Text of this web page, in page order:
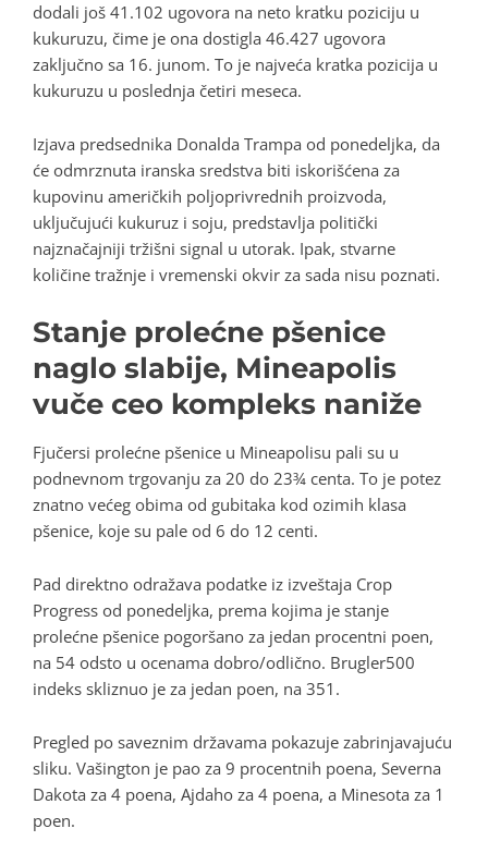
dodali još 41.102 ugovora na neto kratku poziciju u
kukuruzu, čime je ona dostigla 46.427 ugovora
zaključno sa 16. junom. To je najveća kratka pozicija u
kukuruzu u poslednja četiri meseca.
Izjava predsednika Donalda Trampa od ponedeljka, da
će odmrznuta iranska sredstva biti iskorišćena za
kupovinu američkih poljoprivrednih proizvoda,
uključujući kukuruz i soju, predstavlja politički
najznačajniji tržišni signal u utorak. Ipak, stvarne
količine tražnje i vremenski okvir za sada nisu poznati.
Stanje prolećne pšenice
naglo slabije, Mineapolis
vuče ceo kompleks naniže
Fjučersi prolećne pšenice u Mineapolisu pali su u
podnevnom trgovanju za 20 do 23¾ centa. To je potez
znatno većeg obima od gubitaka kod ozimih klasa
pšenice, koje su pale od 6 do 12 centi.
Pad direktno odražava podatke iz izveštaja Crop
Progress od ponedeljka, prema kojima je stanje
prolećne pšenice pogoršano za jedan procentni poen,
na 54 odsto u ocenama dobro/odlično. Brugler500
indeks skliznuo je za jedan poen, na 351.
Pregled po saveznim državama pokazuje zabrinjavajuću
sliku. Vašington je pao za 9 procentnih poena, Severna
Dakota za 4 poena, Ajdaho za 4 poena, a Minesota za 1
poen.